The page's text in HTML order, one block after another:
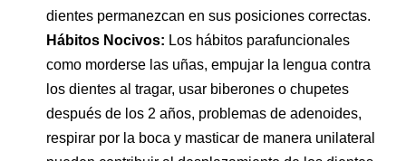
dientes permanezcan en sus posiciones correctas.
Hábitos Nocivos: Los hábitos parafuncionales
como morderse las uñas, empujar la lengua contra
los dientes al tragar, usar biberones o chupetes
después de los 2 años, problemas de adenoides,
respirar por la boca y masticar de manera unilateral